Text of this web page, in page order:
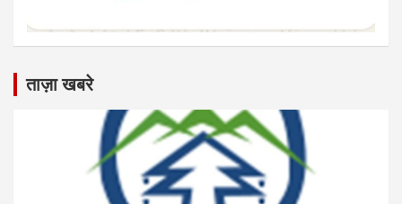
ताज़ा खबरे